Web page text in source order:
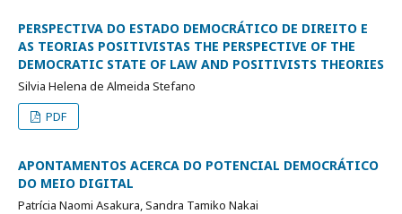
PERSPECTIVA DO ESTADO DEMOCRÁTICO DE DIREITO E
AS TEORIAS POSITIVISTAS THE PERSPECTIVE OF THE
DEMOCRATIC STATE OF LAW AND POSITIVISTS THEORIES
Silvia Helena de Almeida Stefano
PDF
APONTAMENTOS ACERCA DO POTENCIAL DEMOCRÁTICO
DO MEIO DIGITAL
Patrícia Naomi Asakura, Sandra Tamiko Nakai